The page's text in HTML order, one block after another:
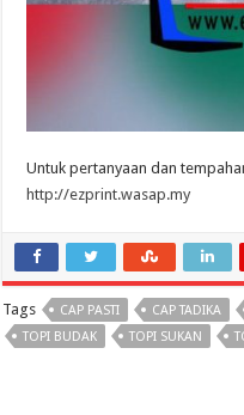
Untuk pertanyaan dan
http://ezprint.wasap.my
Tags CAP PASTI CAP TADIKA
TOPI BUDAK
TOPI SUKAN